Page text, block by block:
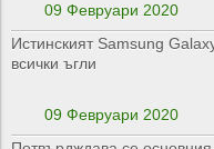
09 Февруари 2020
Истинският Samsung
всички ъгли
09 Февруари 2020